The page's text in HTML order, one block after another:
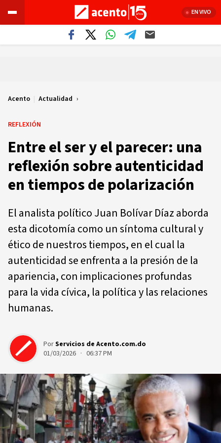
EN VIVO
Acento | Actualidad
REFLEXIÓN
Entre el ser y el parecer: una
reflexión sobre autenticidad
en tiempos de polarización
El analista político Juan Bolívar Díaz aborda
esta dicotomía como un síntoma cultural y
ético de nuestros tiempos, en el cual la
autenticidad se enfrenta a la presión de la
apariencia, con implicaciones profundas
para la vida cívica, la política y las relaciones
humanas.
PorServicios de Acento.com.do
01/03/2026 · 06:37 PM